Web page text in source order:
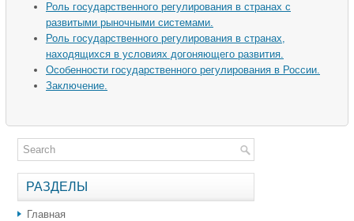
Роль государственного регулирования в странах с
развитыми рыночными системами.
Роль государственного регулирования в странах,
находящихся в условиях догоняющего развития.
Особенности государственного регулирования в России.
Заключение.
РАЗДЕЛЫ
Главная